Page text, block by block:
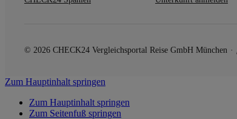
© 2026 CHECK24 Vergleichsportal Reise GmbH München
Zum Hauptinhalt springen
Zum Hauptinhalt springen
Zum Seitenfuß springen